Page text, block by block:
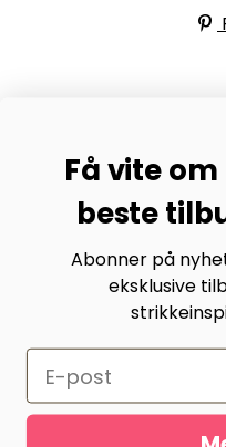
Bli medlem av
møt både designere og
andre Bystrikkere som
inspirasjon.
Bli medlem her.
Få vite
beste
Abonner på
eksklusive